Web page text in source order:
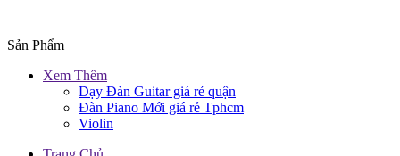
Sản Phẩm
Xem Thêm
Dạy Đàn Guitar giá rẻ quận
Đàn Piano Mới giá rẻ Tphcm
Violin